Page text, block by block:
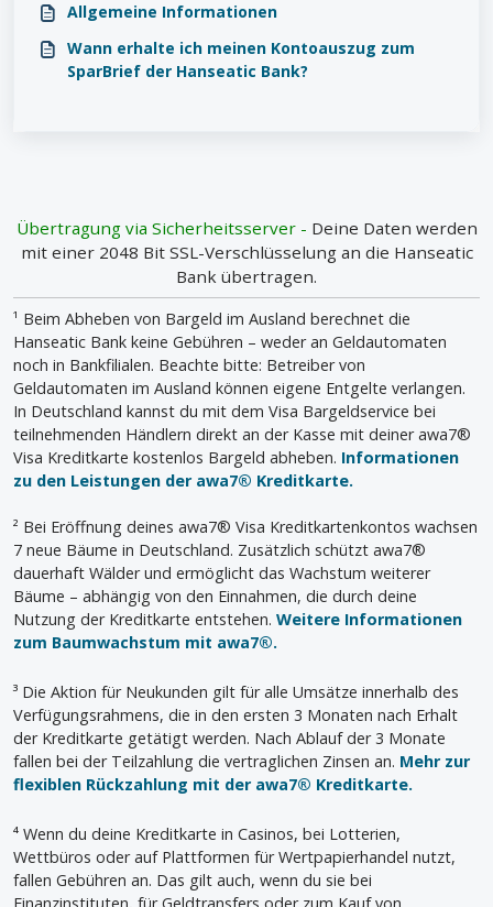
Allgemeine Informationen
Wann erhalte ich meinen Kontoauszug zum
SparBrief der Hanseatic Bank?
Übertragung via Sicherheitsserver - Deine Daten werden
mit einer 2048 Bit SSL-Verschlüsselung an die Hanseatic
Bank übertragen.
¹ Beim Abheben von Bargeld im Ausland berechnet die
Hanseatic Bank keine Gebühren – weder an Geldautomaten
noch in Bankfilialen. Beachte bitte: Betreiber von
Geldautomaten im Ausland können eigene Entgelte verlangen.
In Deutschland kannst du mit dem Visa Bargeldservice bei
teilnehmenden Händlern direkt an der Kasse mit deiner awa7®
Visa Kreditkarte kostenlos Bargeld abheben. Informationen
zu den Leistungen der awa7® Kreditkarte.
² Bei Eröffnung deines awa7® Visa Kreditkartenkontos wachsen
7 neue Bäume in Deutschland. Zusätzlich schützt awa7®
dauerhaft Wälder und ermöglicht das Wachstum weiterer
Bäume – abhängig von den Einnahmen, die durch deine
Nutzung der Kreditkarte entstehen. Weitere Informationen
zum Baumwachstum mit awa7®.
³ Die Aktion für Neukunden gilt für alle Umsätze innerhalb des
Verfügungsrahmens, die in den ersten 3 Monaten nach Erhalt
der Kreditkarte getätigt werden. Nach Ablauf der 3 Monate
fallen bei der Teilzahlung die vertraglichen Zinsen an. Mehr zur
flexiblen Rückzahlung mit der awa7® Kreditkarte.
⁴ Wenn du deine Kreditkarte in Casinos, bei Lotterien,
Wettbüros oder auf Plattformen für Wertpapierhandel nutzt,
fallen Gebühren an. Das gilt auch, wenn du sie bei